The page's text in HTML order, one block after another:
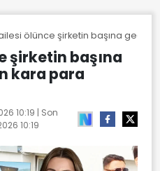
ölünce şirketin başına
şirketin başına
kara para
10:19 | Son
10:19